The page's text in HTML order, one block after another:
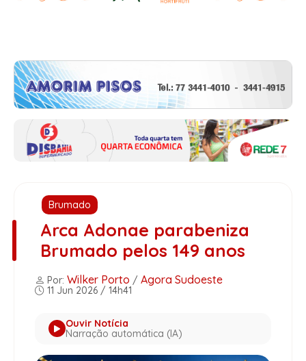
Brumado
Arca Adonae parabeniza
Brumado pelos 149 anos
Por: Wilker Porto / Agora Sudoeste
11 Jun 2026 / 14h41
Ouvir Notícia
Narração automática (IA)